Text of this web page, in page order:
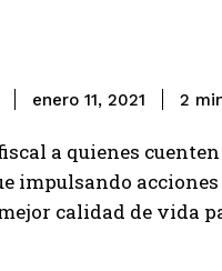
enero 11, 2021 2
a quienes
impulsando
calidad de vida